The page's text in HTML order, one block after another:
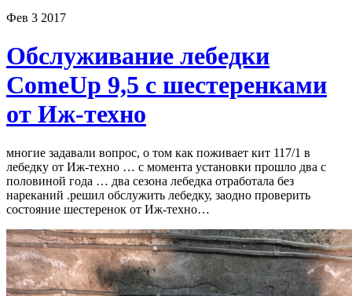
Фев 3 2017
Обслуживание лебедки
ComeUp 9,5 с шестеренками
от Иж-техно
многие задавали вопрос, о том как поживает кит 117/1 в
лебедку от Иж-техно … с момента установки прошло два с
половиной года … два сезона лебедка отработала без
нареканий .решил обслужить лебедку, заодно проверить
состояние шестеренок от Иж-техно…